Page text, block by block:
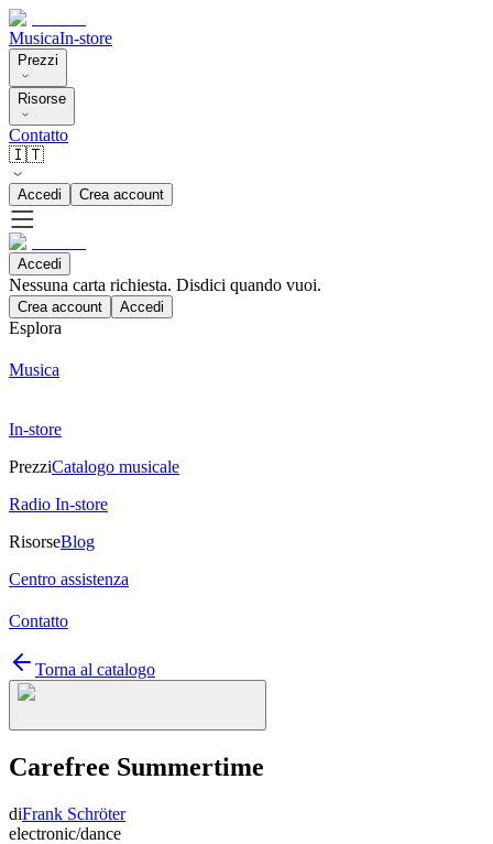
MusicaIn-store
Prezzi
Risorse
Contatto
🇮🇹
Accedi Crea account
Accedi
Nessuna carta richiesta. Disdici quando vuoi.
Crea account Accedi
Esplora
Musica
In-store
PrezziCatalogo musicale
Radio In-store
RisorseBlog
Centro assistenza
Contatto
Torna al catalogo
Carefree Summertime
diFrank Schröter
electronic/dance